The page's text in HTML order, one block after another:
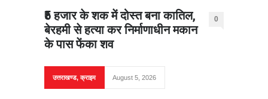
₹5 हजार के शक में दोस्त बना कातिल,
बेरहमी से हत्या कर निर्माणाधीन मकान
के पास फेंका शव
0
उत्तराखण्ड,क्राइम August 5, 2026